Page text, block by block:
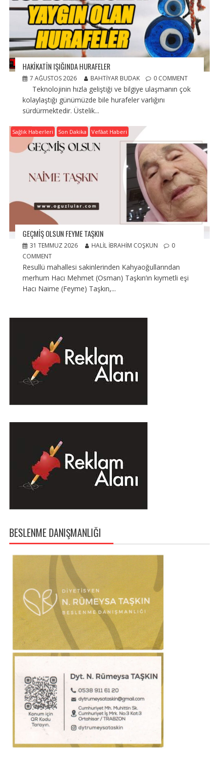
HAKİKATİN IŞIĞINDA HURAFELER
7 AĞUSTOS 2026 BAHTIYAR BUDAK 0 COMMENT
Teknolojinin hızla geliştiği ve bilgiye ulaşmanın çok
kolaylaştığı günümüzde bile hurafeler varlığını
sürdürmektedir. Üstelik...
Sağlık Haberleri Son Dakika Vefâat Haberi
GEÇMIŞ OLSUN FEYME TAŞKIN
31 TEMMUZ 2026 HALIL İBRAHIM COŞKUN
0
COMMENT
Resullü mahallesi sakinlerinden Kahyaoğullarından
merhum Hacı Mehmet (Osman) Taşkın’ın kıymetli eşi
Hacı Naime (Feyme) Taşkın,...
BESLENME DANIŞMANLIĞI